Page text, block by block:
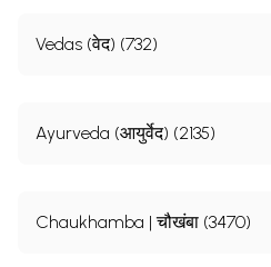
Vedas (वेद) (732)
Ayurveda (आयुर्वेद) (2135)
Chaukhamba | चौखंबा (3470)